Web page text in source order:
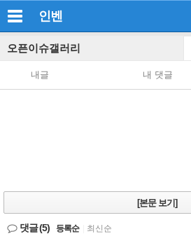
인벤
오픈이슈갤러리
내글 내 댓글
[본문 보기]
댓글(5) 등록순 최신순